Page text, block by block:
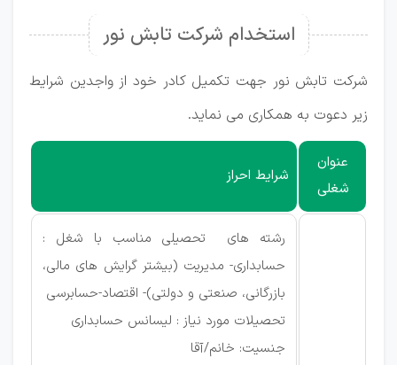
استخدام شرکت تابش نور
شرکت تابش نور جهت تکمیل کادر خود از واجدین شرایط
زیر دعوت به همکاری می نماید.
عنوان
شغلی
شرایط احراز
رشته های تحصیلی مناسب با شغل :
حسابداری- مدیریت (بیشتر گرایش های مالی،
بازرگانی، صنعتی و دولتی)- اقتصاد-حسابرسی
تحصیلات مورد نیاز : لیسانس حسابداری
جنسیت: خانم/آقا